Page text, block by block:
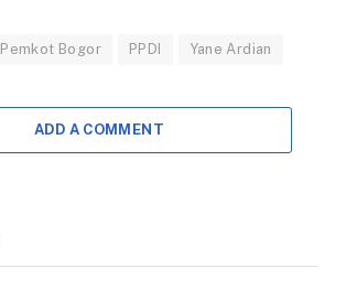
Pemkot Bogor PPDI Yane Ardian
ADD A COMMENT